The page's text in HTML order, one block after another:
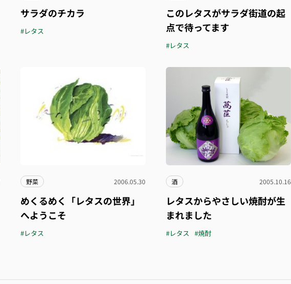
サラダのチカラ
#レタス
このレタスがサラダ街道の起
点で待ってます
#レタス
野菜 2006.05.30
めくるめく「レタスの世界」
へようこそ
#レタス
酒 2005.10.16
レタスからやさしい焼酎が生
まれました
#レタス #焼酎